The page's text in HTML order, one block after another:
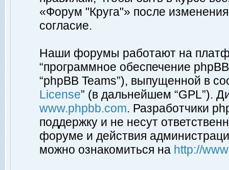
«Форум "Круга"» после
согласие.
Наши форумы работают на
“программное обеспечение
“phpBB Teams”), выпущенной в
License” (в дальнейшем “GPL”).
www.phpbb.com. Разработчики
поддержку и не несут
форуме и действия
можно ознакомиться на http://